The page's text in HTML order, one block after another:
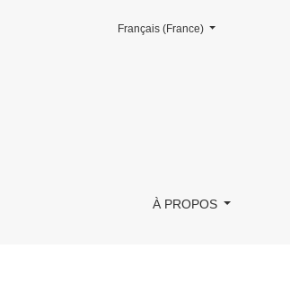
David Hunt, Something for
À PROPOS
Changer la langue. La langue
Français (France)